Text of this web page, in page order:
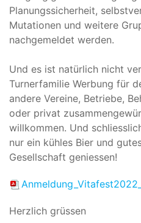
Planungssicherheit,
Mutationen und weitere
nachgemeldet werden.
Und es ist natürlich nicht
Turnerfamilie Werbung für
andere Vereine, Betriebe,
oder privat
willkommen. Und
nur ein kühles Bier und
Gesellschaft geniessen!
Herzlich grüssen